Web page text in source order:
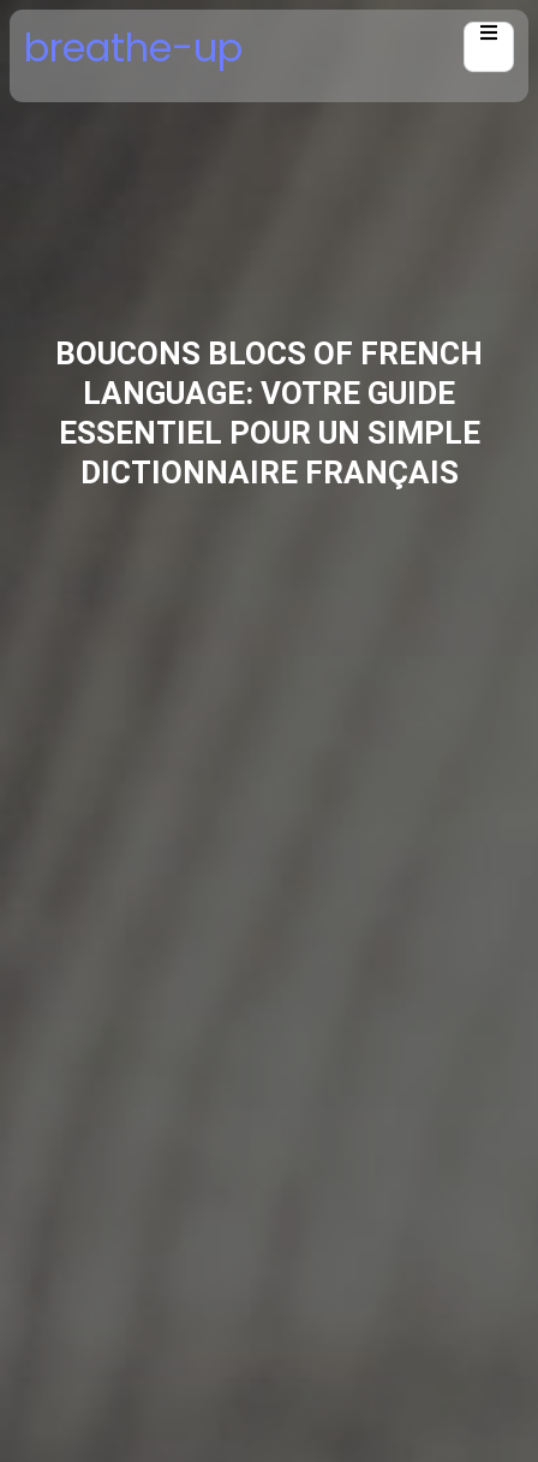
Skip
content
breathe-up
BOUCONS BLOCS OF FRENCH
LANGUAGE: VOTRE GUIDE
ESSENTIEL POUR UN SIMPLE
DICTIONNAIRE FRANÇAIS